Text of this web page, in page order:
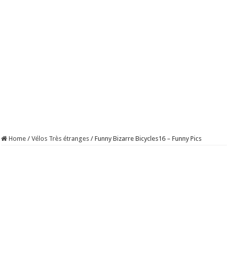
Home / Vélos Très étranges / Funny Bizarre Bicycles16 – Funny Pics